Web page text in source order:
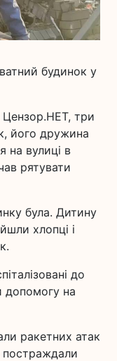
будинок у
Цензор.НЕТ, три
його дружина
на вулиці в
рятувати
була. Дитину
хлопці і
до
допомогу на
ракетних атак
постраждали